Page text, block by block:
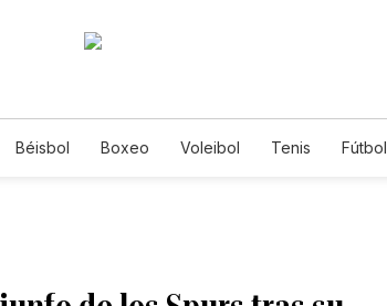
Béisbol Boxeo Voleibol Tenis Fútbol